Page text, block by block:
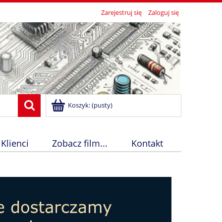
Zarejestruj się Zaloguj się
Koszyk:(pusty)
Zobacz film... Kontakt